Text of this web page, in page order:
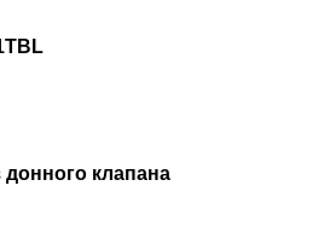
клапана